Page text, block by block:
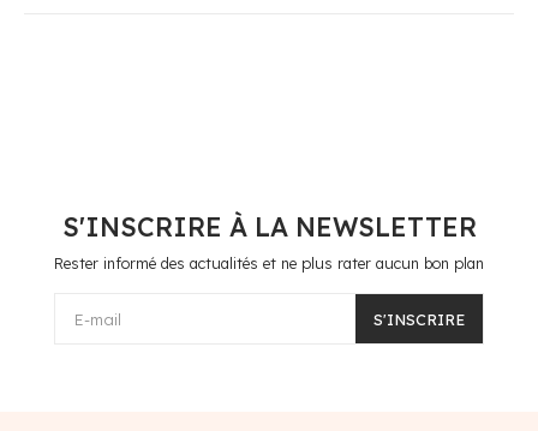
S'INSCRIRE À LA NEWSLETTER
Rester informé des actualités et ne plus rater aucun bon plan
E-mail S'INSCRIRE